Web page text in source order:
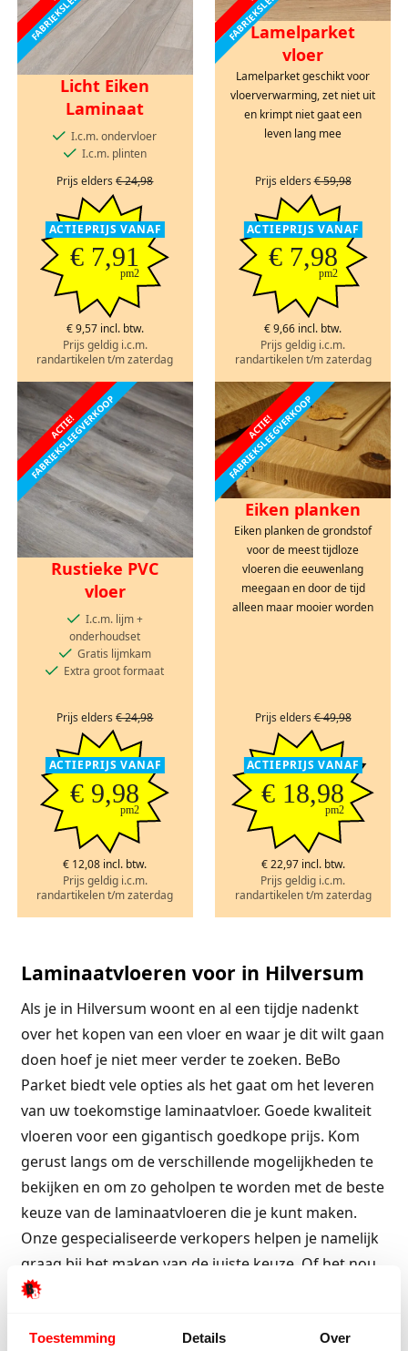
Toestemming Details Over
Licht Eiken
Laminaat
I.c.m. ondervloer
I.c.m. plinten
Prijs elders€ 24,98
ACTIEPRIJS VANAF
€ 7,91
pm2
€ 9,57 incl. btw.
Prijs geldig i.c.m.
randartikelen t/m zaterdag
Lamelparket
vloer
Lamelparket geschikt voor
vloerverwarming, zet niet uit
en krimpt niet gaat een
leven lang mee
Prijs elders€ 59,98
ACTIEPRIJS VANAF
€ 7,98
pm2
€ 9,66 incl. btw.
Prijs geldig i.c.m.
randartikelen t/m zaterdag
ACTIE!
FABRIEKSLEEGVERKOOP
Rustieke PVC
vloer
I.c.m. lijm +
onderhoudset
Gratis lijmkam
Extra groot formaat
Prijs elders€ 24,98
ACTIEPRIJS VANAF
€ 9,98
pm2
€ 12,08 incl. btw.
Prijs geldig i.c.m.
randartikelen t/m zaterdag
ACTIE!
FABRIEKSLEEGVERKOOP
Eiken planken
Eiken planken de grondstof
voor de meest tijdloze
vloeren die eeuwenlang
meegaan en door de tijd
alleen maar mooier worden
Prijs elders€ 49,98
ACTIEPRIJS VANAF
€ 18,98
pm2
€ 22,97 incl. btw.
Prijs geldig i.c.m.
randartikelen t/m zaterdag
Laminaatvloeren voor in Hilversum
Als je in Hilversum woont en al een tijdje nadenkt
over het kopen van een vloer en waar je dit wilt gaan
doen hoef je niet meer verder te zoeken. BeBo
Parket biedt vele opties als het gaat om het leveren
van uw toekomstige laminaatvloer. Goede kwaliteit
vloeren voor een gigantisch goedkope prijs. Kom
gerust langs om de verschillende mogelijkheden te
bekijken en om zo geholpen te worden met de beste
keuze van de laminaatvloeren die je kunt maken.
Onze gespecialiseerde verkopers helpen je namelijk
graag bij het maken van de juiste keuze. Of het nou
gaat over prijs, kleur, structuur. Noem het maar op